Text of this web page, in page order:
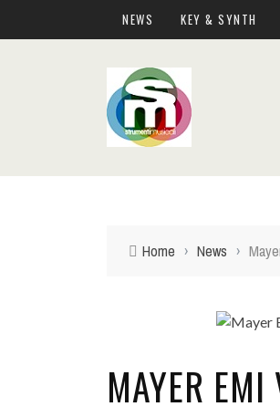
NEWS KEY & SYNTH
Home › News ›
MAYER